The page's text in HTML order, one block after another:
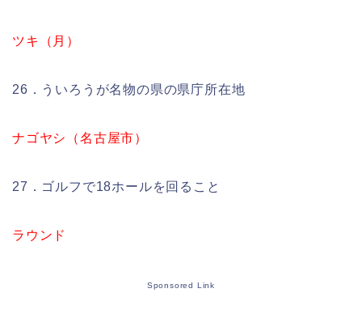
ツキ（月）
26．ういろうが名物の県の県庁所在地
ナゴヤシ（名古屋市）
27．ゴルフで18ホールを回ること
ラウンド
Sponsored Link